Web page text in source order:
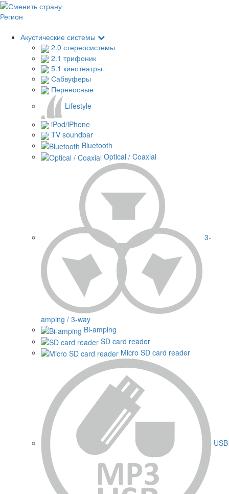
Регион
Акустические системы
2.0 стереосистемы
2.1 трифоник
5.1 кинотеатры
Сабвуферы
Переносные
Lifestyle
iPod/iPhone
TV soundbar
Bluetooth
Optical / Coaxial
3-
amping / 3-way
Bi-amping
SD card reader
Micro SD card reader
USB